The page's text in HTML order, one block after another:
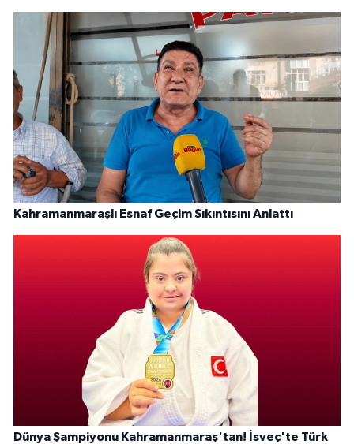
Kahramanmaraşlı Esnaf Geçim Sıkıntısını Anlattı
Dünya Şampiyonu Kahramanmaraş'tan! İsveç'te Türk